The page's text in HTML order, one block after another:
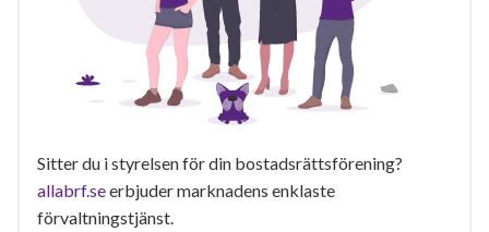
Sitter du i styrelsen för din bostadsrättsförening?
allabrf.seerbjuder marknadens enklaste
förvaltningstjänst.